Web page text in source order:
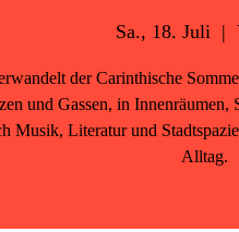
Sa., 18. Juli
  |
der Carinthische
und Gassen, in
Musik, Literatur und
Alltag.